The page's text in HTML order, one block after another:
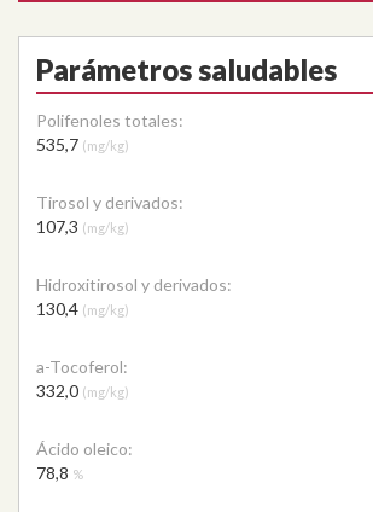
Parámetros saludables
Polifenoles totales:
535,7 (mg/kg)
Tirosol y derivados:
107,3 (mg/kg)
Hidroxitirosol y derivados:
130,4 (mg/kg)
a-Tocoferol:
332,0 (mg/kg)
Ácido oleico:
78,8 %